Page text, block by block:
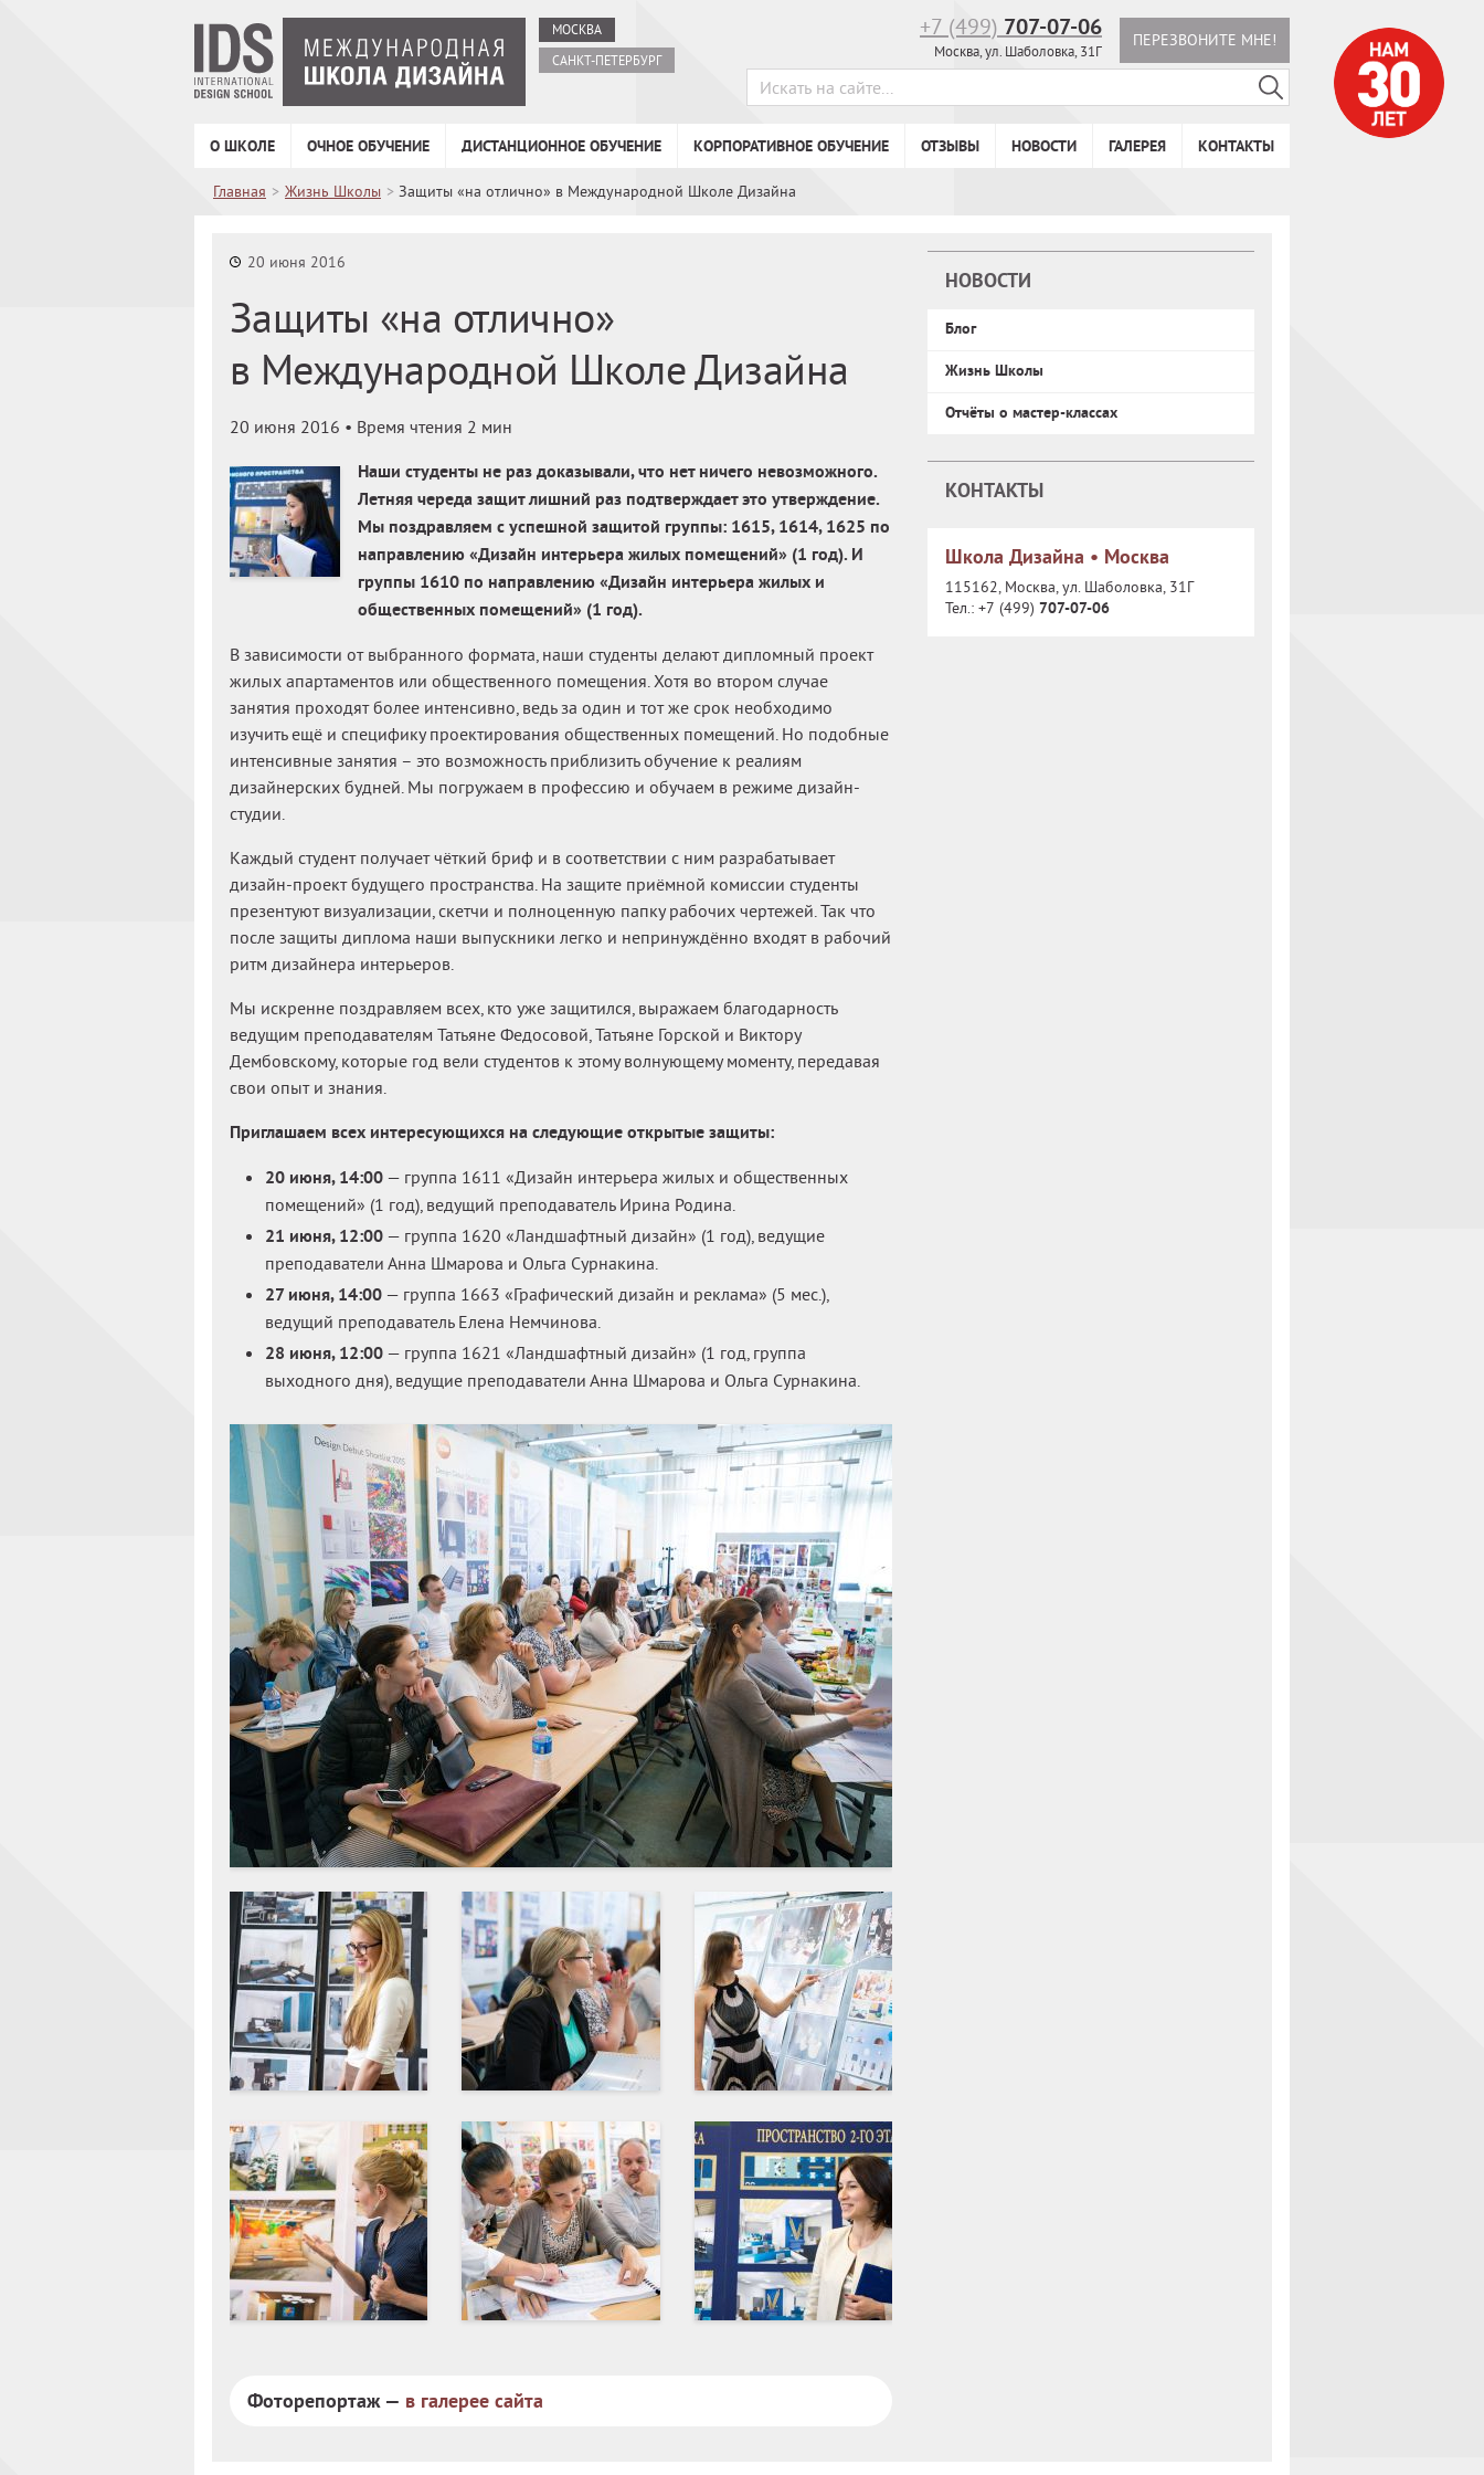
МОСКВА
САНКТ-ПЕТЕРБУРГ
ПЕРЕЗВОНИТЕ МНЕ!
+7 (499) 707-07-06
Москва, ул. Шаболовка, 31Г
О ШКОЛЕ ОЧНОЕ ОБУЧЕНИЕ ДИСТАНЦИОННОЕ ОБУЧЕНИЕ КОРПОРАТИВНОЕ ОБУЧЕНИЕ ОТЗЫВЫ НОВОСТИ ГАЛЕРЕЯ КОНТАКТЫ
Главная > Жизнь Школы > Защиты «на отлично» в Международной Школе Дизайна
20 июня 2016
Защиты «на отлично»
в Международной Школе Дизайна
20 июня 2016 • Время чтения 2 мин
Наши студенты не раз доказывали, что нет ничего невозможного.
Летняя череда защит лишний раз подтверждает это утверждение.
Мы поздравляем с успешной защитой группы: 1615, 1614, 1625 по
направлению «Дизайн интерьера жилых помещений» (1 год). И
группы 1610 по направлению «Дизайн интерьера жилых и
общественных помещений» (1 год).
В зависимости от выбранного формата, наши студенты делают дипломный проект
жилых апартаментов или общественного помещения. Хотя во втором случае
занятия проходят более интенсивно, ведь за один и тот же срок необходимо
изучить ещё и специфику проектирования общественных помещений. Но подобные
интенсивные занятия – это возможность приблизить обучение к реалиям
дизайнерских будней. Мы погружаем в профессию и обучаем в режиме дизайн-
студии.
Каждый студент получает чёткий бриф и в соответствии с ним разрабатывает
дизайн-проект будущего пространства. На защите приёмной комиссии студенты
презентуют визуализации, скетчи и полноценную папку рабочих чертежей. Так что
после защиты диплома наши выпускники легко и непринуждённо входят в рабочий
ритм дизайнера интерьеров.
Мы искренне поздравляем всех, кто уже защитился, выражаем благодарность
ведущим преподавателям Татьяне Федосовой, Татьяне Горской и Виктору
Дембовскому, которые год вели студентов к этому волнующему моменту, передавая
свои опыт и знания.
Приглашаем всех интересующихся на следующие открытые защиты:
20 июня, 14:00 — группа 1611 «Дизайн интерьера жилых и общественных
помещений» (1 год), ведущий преподаватель Ирина Родина.
21 июня, 12:00 — группа 1620 «Ландшафтный дизайн» (1 год), ведущие
преподаватели Анна Шмарова и Ольга Сурнакина.
27 июня, 14:00 — группа 1663 «Графический дизайн и реклама» (5 мес.),
ведущий преподаватель Елена Немчинова.
28 июня, 12:00 — группа 1621 «Ландшафтный дизайн» (1 год, группа
выходного дня), ведущие преподаватели Анна Шмарова и Ольга Сурнакина.
Фоторепортаж — в галерее сайта
НОВОСТИ
Блог
Жизнь Школы
Отчёты о мастер-классах
КОНТАКТЫ
Школа Дизайна • Москва
115162, Москва, ул. Шаболовка, 31Г
Тел.: +7 (499) 707-07-06